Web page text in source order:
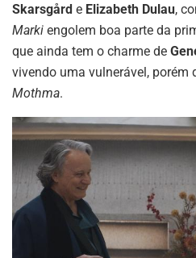
Skarsgård e Elizabeth Dulau,
Marki engolem boa parte da
que ainda tem o charme de
vivendo uma vulnerável, porém
Mothma.